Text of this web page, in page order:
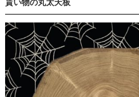
貰い物の丸太天板